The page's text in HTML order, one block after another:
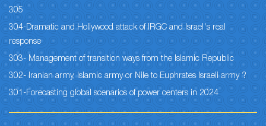
305
304-Dramatic and Hollywood attack of IRGC and Israel's real
response
303- Management of transition ways from the Islamic Republic
302- Iranian army, Islamic army or Nile to Euphrates Israeli army ?
301-Forecasting global scenarios of power centers in 2024